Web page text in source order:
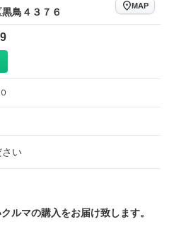
鳥４３７６
MAP
さい
ルマの購入をお届け致します。